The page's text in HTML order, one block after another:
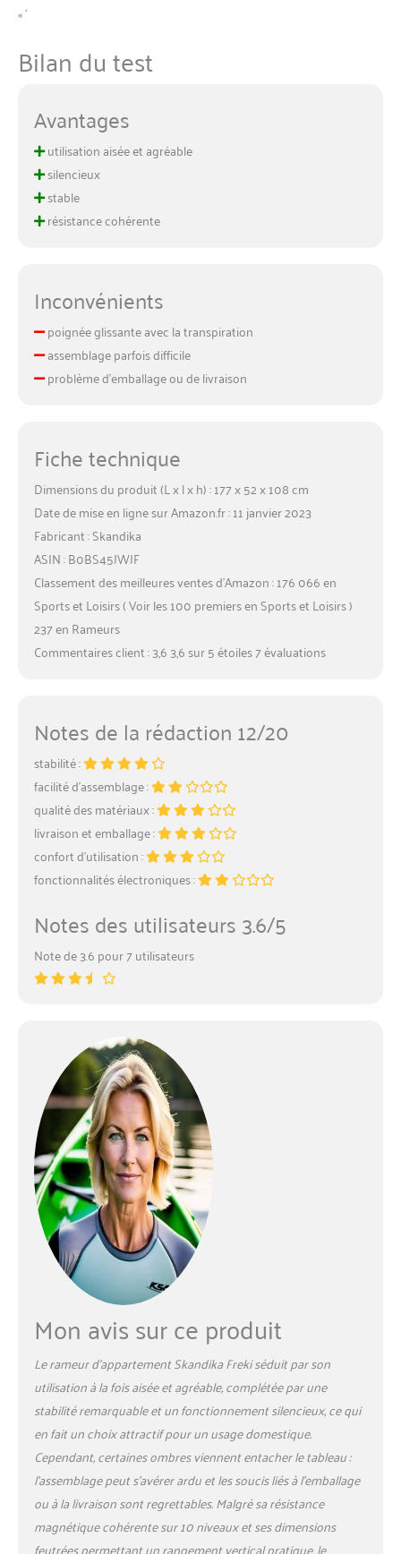
« `
Bilan du test
Avantages
utilisation aisée et agréable
silencieux
stable
résistance cohérente
Inconvénients
poignée glissante avec la transpiration
assemblage parfois difficile
problème d’emballage ou de livraison
Fiche technique
Dimensions du produit (L x l x h) : 177 x 52 x 108 cm
Date de mise en ligne sur Amazon.fr : 11 janvier 2023
Fabricant : Skandika
ASIN : B0BS45JWJF
Classement des meilleures ventes d’Amazon : 176 066 en
Sports et Loisirs ( Voir les 100 premiers en Sports et Loisirs )
237 en Rameurs
Commentaires client : 3,6 3,6 sur 5 étoiles 7 évaluations
Notes de la rédaction 12/20
stabilité :
facilité d’assemblage :
qualité des matériaux :
livraison et emballage :
confort d’utilisation :
fonctionnalités électroniques :
Notes des utilisateurs 3.6/5
Note de 3.6 pour 7 utilisateurs
Mon avis sur ce produit
Le rameur d’appartement Skandika Freki séduit par son
utilisation à la fois aisée et agréable, complétée par une
stabilité remarquable et un fonctionnement silencieux, ce qui
en fait un choix attractif pour un usage domestique.
Cependant, certaines ombres viennent entacher le tableau :
l’assemblage peut s’avérer ardu et les soucis liés à l’emballage
ou à la livraison sont regrettables. Malgré sa résistance
magnétique cohérente sur 10 niveaux et ses dimensions
feutrées permettant un rangement vertical pratique, le